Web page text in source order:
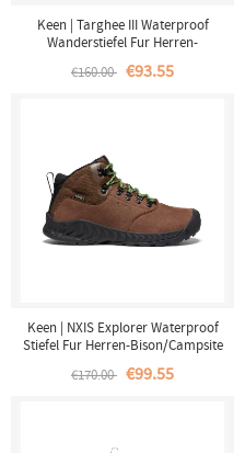
Keen | Targhee III Waterproof
Wanderstiefel Fur Herren-
€160.00 €93.55
Keen | NXIS Explorer Waterproof
Stiefel Fur Herren-Bison/Campsite
€170.00 €99.55